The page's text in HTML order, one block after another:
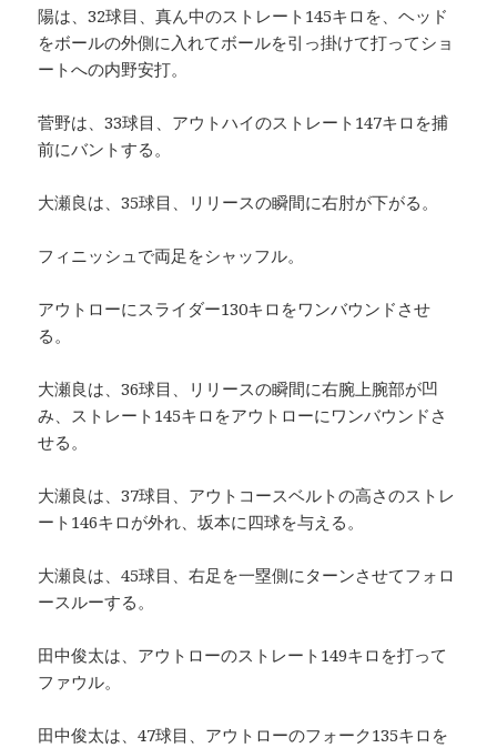
陽は、32球目、真ん中のストレート145キロを、ヘッド
をボールの外側に入れてボールを引っ掛けて打ってショ
ートへの内野安打。
菅野は、33球目、アウトハイのストレート147キロを捕
前にバントする。
大瀬良は、35球目、リリースの瞬間に右肘が下がる。
フィニッシュで両足をシャッフル。
アウトローにスライダー130キロをワンバウンドさせ
る。
大瀬良は、36球目、リリースの瞬間に右腕上腕部が凹
み、ストレート145キロをアウトローにワンバウンドさ
せる。
大瀬良は、37球目、アウトコースベルトの高さのストレ
ート146キロが外れ、坂本に四球を与える。
大瀬良は、45球目、右足を一塁側にターンさせてフォロ
ースルーする。
田中俊太は、アウトローのストレート149キロを打って
ファウル。
田中俊太は、47球目、アウトローのフォーク135キロを